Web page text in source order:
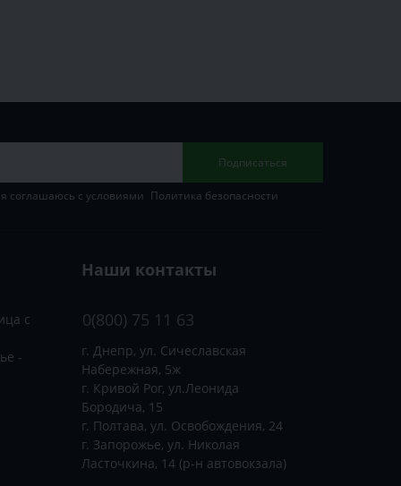
Подписаться
соглашаюсь с условиями Политика безопасности
с
-
Наши контакты
0(800) 75 11 63
г. Днепр, ул. Сичеславская
Набережная, 5ж
г. Кривой Рог, ул.Леонида
Бородича, 15
г. Полтава, ул. Освобождения, 24
г. Запорожье, ул. Николая
Ласточкина, 14 (р-н автовокзала)